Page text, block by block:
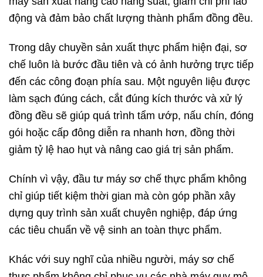
động và đảm bảo chất lượng thành phẩm đồng đều.
Trong dây chuyền sản xuất thực phẩm hiện đại, sơ
chế luôn là bước đầu tiên và có ảnh hưởng trực tiếp
đến các công đoạn phía sau. Một nguyên liệu được
làm sạch đúng cách, cắt đúng kích thước và xử lý
đồng đều sẽ giúp quá trình tẩm ướp, nấu chín, đóng
gói hoặc cấp đông diễn ra nhanh hơn, đồng thời
giảm tỷ lệ hao hụt và nâng cao giá trị sản phẩm.
Chính vì vậy, đầu tư máy sơ chế thực phẩm không
chỉ giúp tiết kiệm thời gian mà còn góp phần xây
dựng quy trình sản xuất chuyên nghiệp, đáp ứng
các tiêu chuẩn về vệ sinh an toàn thực phẩm.
Khác với suy nghĩ của nhiều người, máy sơ chế